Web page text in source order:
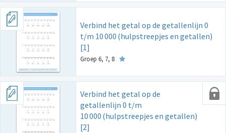
Verbind het getal op de getallenlijn 0
t/m 10000 (hulpstreepjes en getallen)
[1]
Groep 6, 7, 8
Verbind het getal op de
getallenlijn 0 t/m
10000 (hulpstreepjes en getallen)
[2]